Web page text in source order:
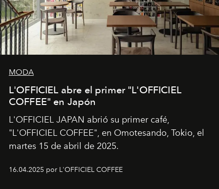
MODA
L'OFFICIEL abre el primer "L'OFFICIEL
COFFEE" en Japón
L'OFFICIEL JAPAN abrió su primer café,
"L'OFFICIEL COFFEE", en Omotesando, Tokio, el
martes 15 de abril de 2025.
16.04.2025 por L'OFFICIEL COFFEE